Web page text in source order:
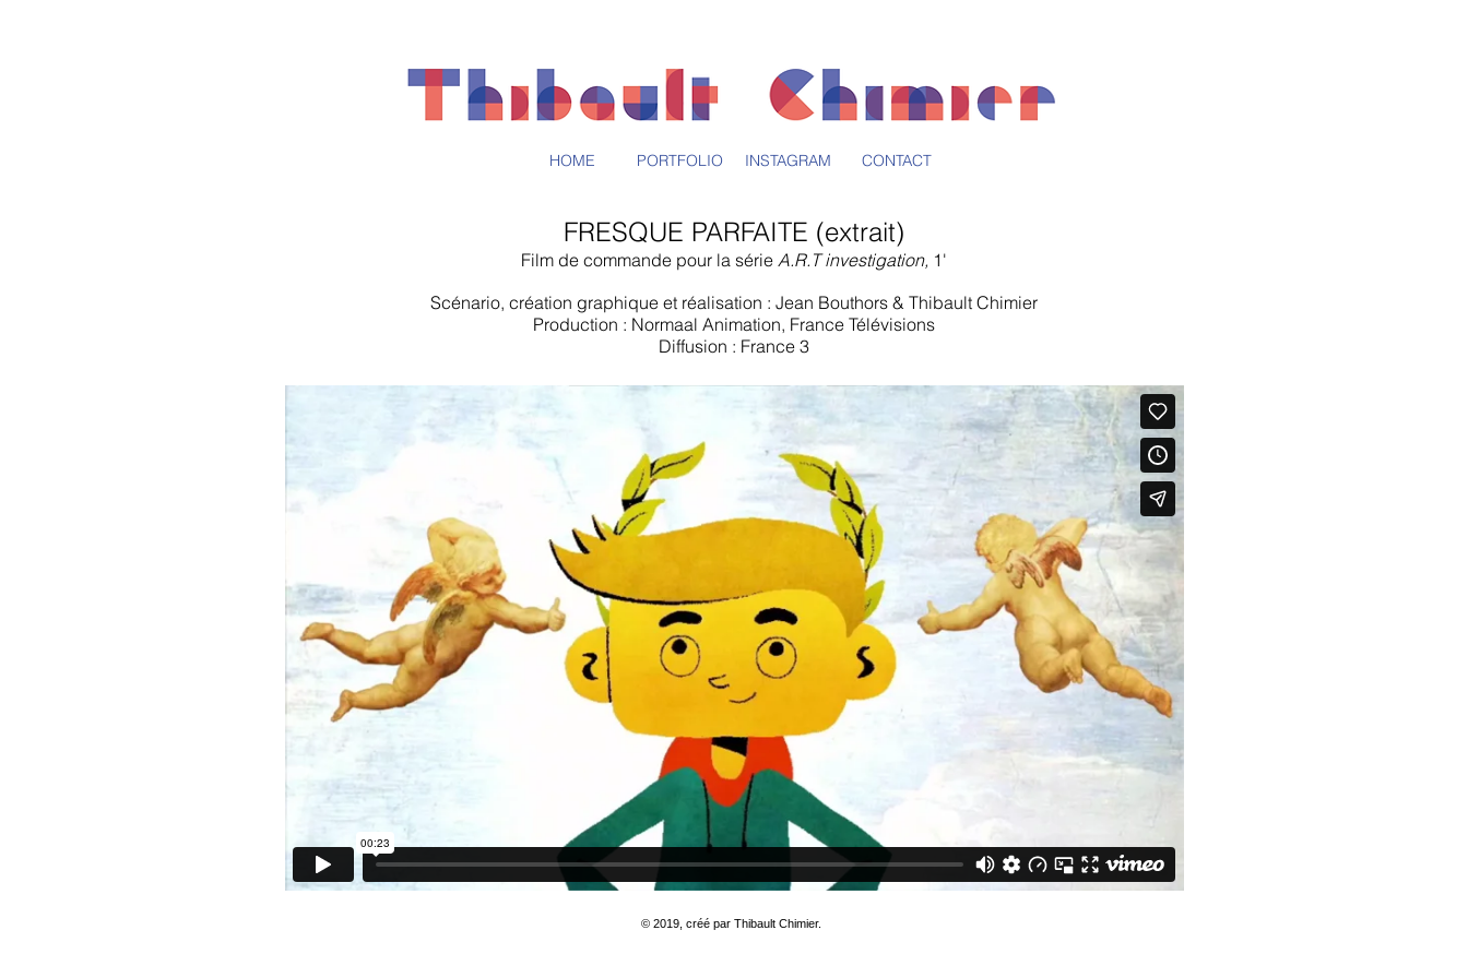
HOME PORTFOLIO INSTAGRAM CONTACT
FRESQUE PARFAITE (extrait)
Film de commande pour la série A.R.T investigation, 1'
Scénario, création graphique et réalisation : Jean Bouthors & Thibault Chimier
Production : Normaal Animation, France Télévisions
Diffusion : France 3
© 2019, créé par Thibault Chimier.